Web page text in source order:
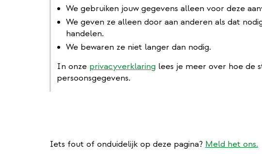
We gebruiken jouw gegevens alleen voor deze
We geven ze alleen door aan anderen als dat
handelen.
We bewaren ze niet langer dan nodig.
In onze privacyverklaring lees je meer over hoe de
persoonsgegevens.
Iets fout of onduidelijk op deze pagina? Meld het ons.